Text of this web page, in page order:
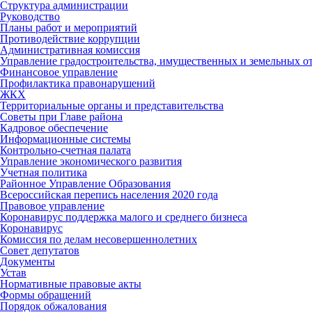
Структура администрации
Руководство
Планы работ и мероприятий
Противодействие коррупции
Административная комиссия
Управление градостроительства, имущественных и земельных
Финансовое управление
Профилактика правонарушений
ЖКХ
Территориальные органы и представительства
Советы при Главе района
Кадровое обеспечение
Информационные системы
Контрольно-счетная палата
Управление экономического развития
Учетная политика
Районное Управление Образования
Всероссийская перепись населения 2020 года
Правовое управление
Коронавирус поддержка малого и среднего бизнеса
Коронавирус
Комиссия по делам несовершеннолетних
Совет депутатов
Документы
Устав
Нормативные правовые акты
Формы обращений
Порядок обжалования